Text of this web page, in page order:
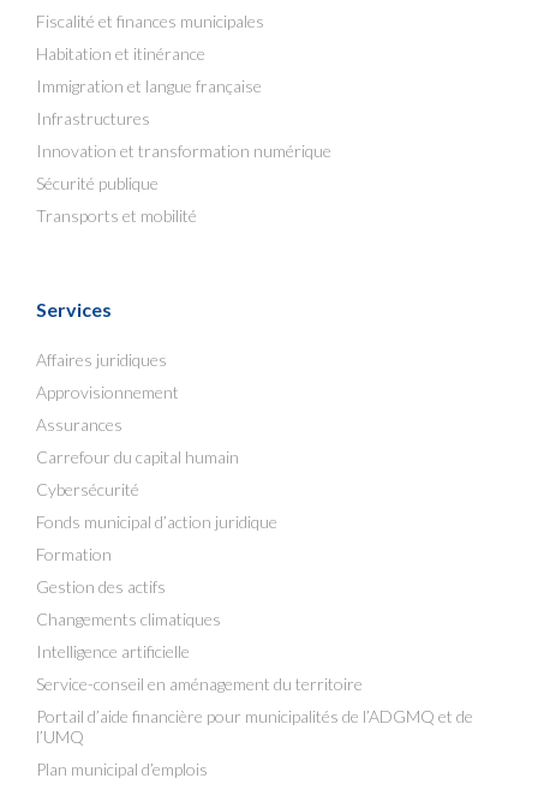
Fiscalité et finances municipales
Habitation et itinérance
Immigration et langue française
Infrastructures
Innovation et transformation numérique
Sécurité publique
Transports et mobilité
Services
Affaires juridiques
Approvisionnement
Assurances
Carrefour du capital humain
Cybersécurité
Fonds municipal d’action juridique
Formation
Gestion des actifs
Changements climatiques
Intelligence artificielle
Service-conseil en aménagement du territoire
Portail d’aide financière pour municipalités de l’ADGMQ et de
l’UMQ
Plan municipal d’emplois